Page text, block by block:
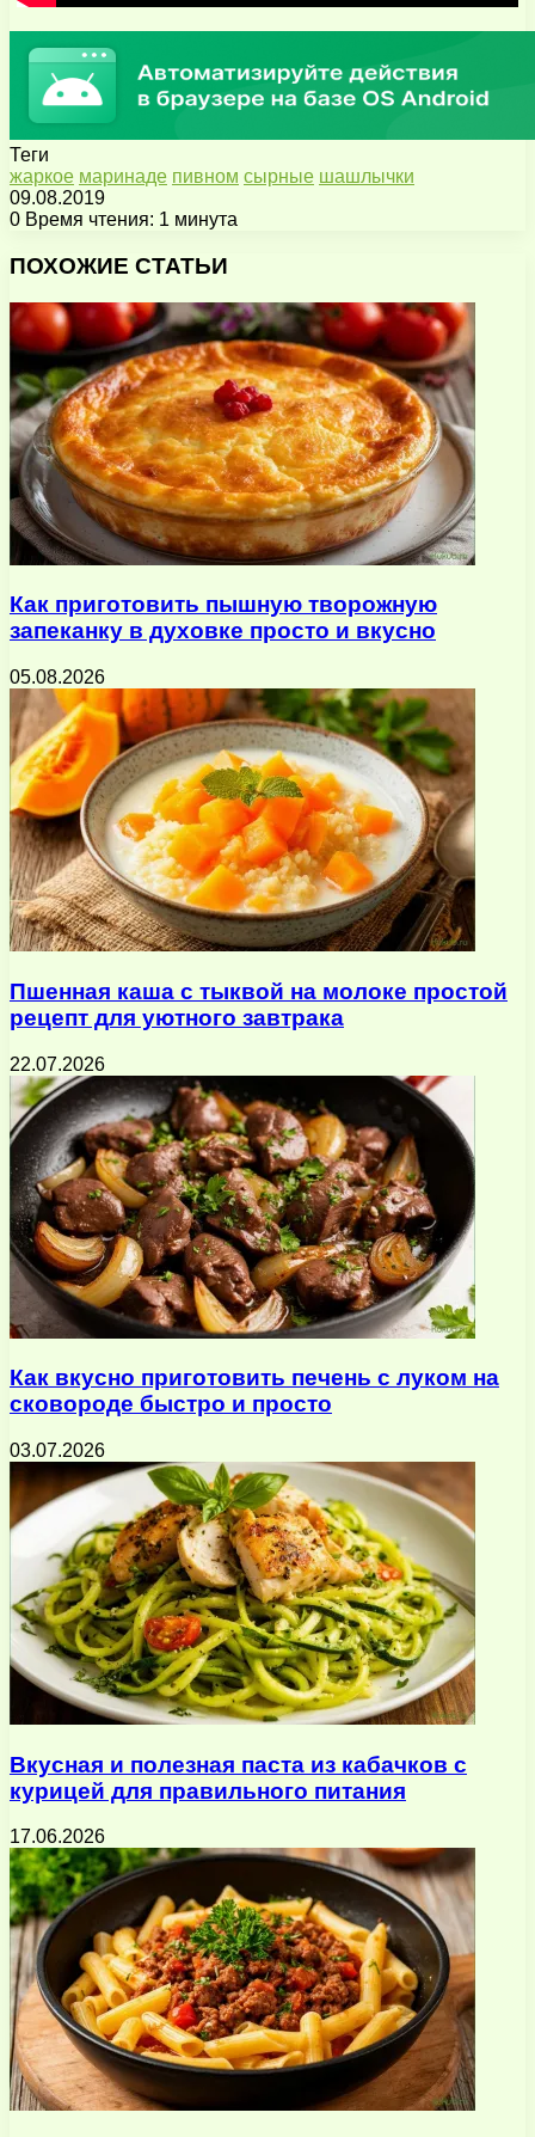
Теги
жаркое маринаде пивном сырные шашлычки
09.08.2019
0 Время чтения: 1 минута
через
почту
ПОХОЖИЕ СТАТЬИ
Как приготовить пышную творожную
запеканку в духовке просто и вкусно
05.08.2026
Пшенная каша с тыквой на молоке простой
рецепт для уютного завтрака
22.07.2026
Как вкусно приготовить печень с луком на
сковороде быстро и просто
03.07.2026
Вкусная и полезная паста из кабачков с
курицей для правильного питания
17.06.2026